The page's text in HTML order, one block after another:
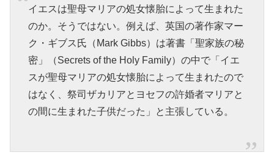
イエスは聖母マリアの処女懐胎によって生まれた
のか。そうではない。例えば、英国の著作家マー
ク・ギブス氏（Mark Gibbs）は著書「聖家族の秘
密」（Secrets of the Holy Family）の中で「イエ
スが聖母マリアの処女懐胎によって生まれたので
はなく、祭司ザカリアとヨセフの許婚者マリアと
の間に生まれた子供だった」と主張している。